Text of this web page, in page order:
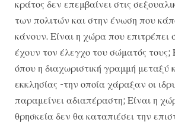
κράτος δεν επεμβαίνει στις
των πολιτών και στην ένωση που
κάνουν. Είναι η χώρα που επιτρέπει
έχουν τον έλεγχο του σώματός τους;
όπου η διαχωριστική γραμμή μεταξύ
εκκλησίας -την οποία χάραξαν οι
παραμείνει αδιαπέραστη; Είναι η
θρησκεία δεν θα καταπιέσει την